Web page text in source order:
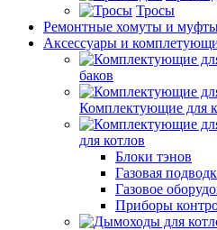
Тросы
Ремонтные хомуты и
Аксессуары и
баков
Комплектующие для
для котлов
Блоки тэнов
Газовая
Газовое
Приборы